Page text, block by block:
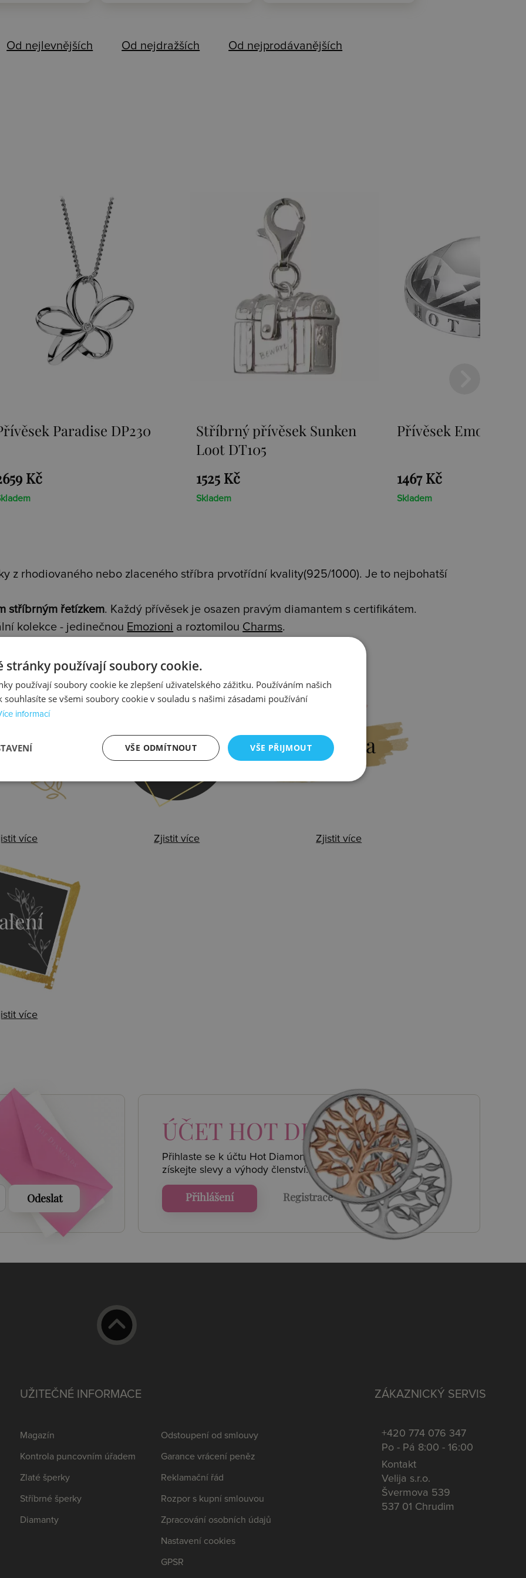
Od nejlevnějších Od nejdražších Od nejprodávanějších
přívěsek Sunken
Kč
Přívěsek Emozioni Ice Coin
1467 Kč
Skladem
Přívěsek Emozioni
1467 Kč
Skladem
z rhodiovaného nebo zlaceného stříbra prvotřídní kvality(925/1000). Je to nejbohatší
stříbrným řetízkem. Každý přívěsek je osazen pravým diamantem s certifikátem.
kolekce - jedinečnou Emozioni a roztomilou Charms.
více
Kontrola
Zjistit více
Výměna
Zjistit více
více
Odeslat
ÚČET HOT DIAMONDS
Přihlaste se k účtu Hot Diamonds a
získejte slevy a výhody členství.
Přihlášení Registrace
ZÁKAZNICKÝ SERVIS
+420 774 076 347
Po - Pá 8:00 - 16:00
Kontakt
Velija s.r.o.
Švermova 539
537 01 Chrudim
UŽITEČNÉ INFORMACE
Magazín
Kontrola puncovním úřadem
Zlaté šperky
Stříbrné šperky
Diamanty
Odstoupení od smlouvy
Garance vrácení peněz
Reklamační řád
Rozpor s kupní smlouvou
Zpracování osobních údajů
Nastavení cookies
GPSR
stránky používají soubory cookie.
používají soubory cookie ke zlepšení uživatelského zážitku. Používáním našich
souhlasíte se všemi soubory cookie v souladu s našimi zásadami používání
informací
VŠE PŘIJMOUT
VŠE ODMÍTNOUT